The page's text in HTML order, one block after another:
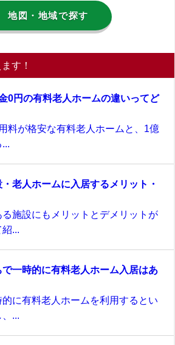
地図・地域で探す
す！
0円の有料老人ホームの違いってど
料が格安な有料老人ホームと、1億
老人ホームに入居するメリット・
施設にもメリットとデメリットが
...
一時的に有料老人ホーム入居はあ
に有料老人ホームを利用するとい
...